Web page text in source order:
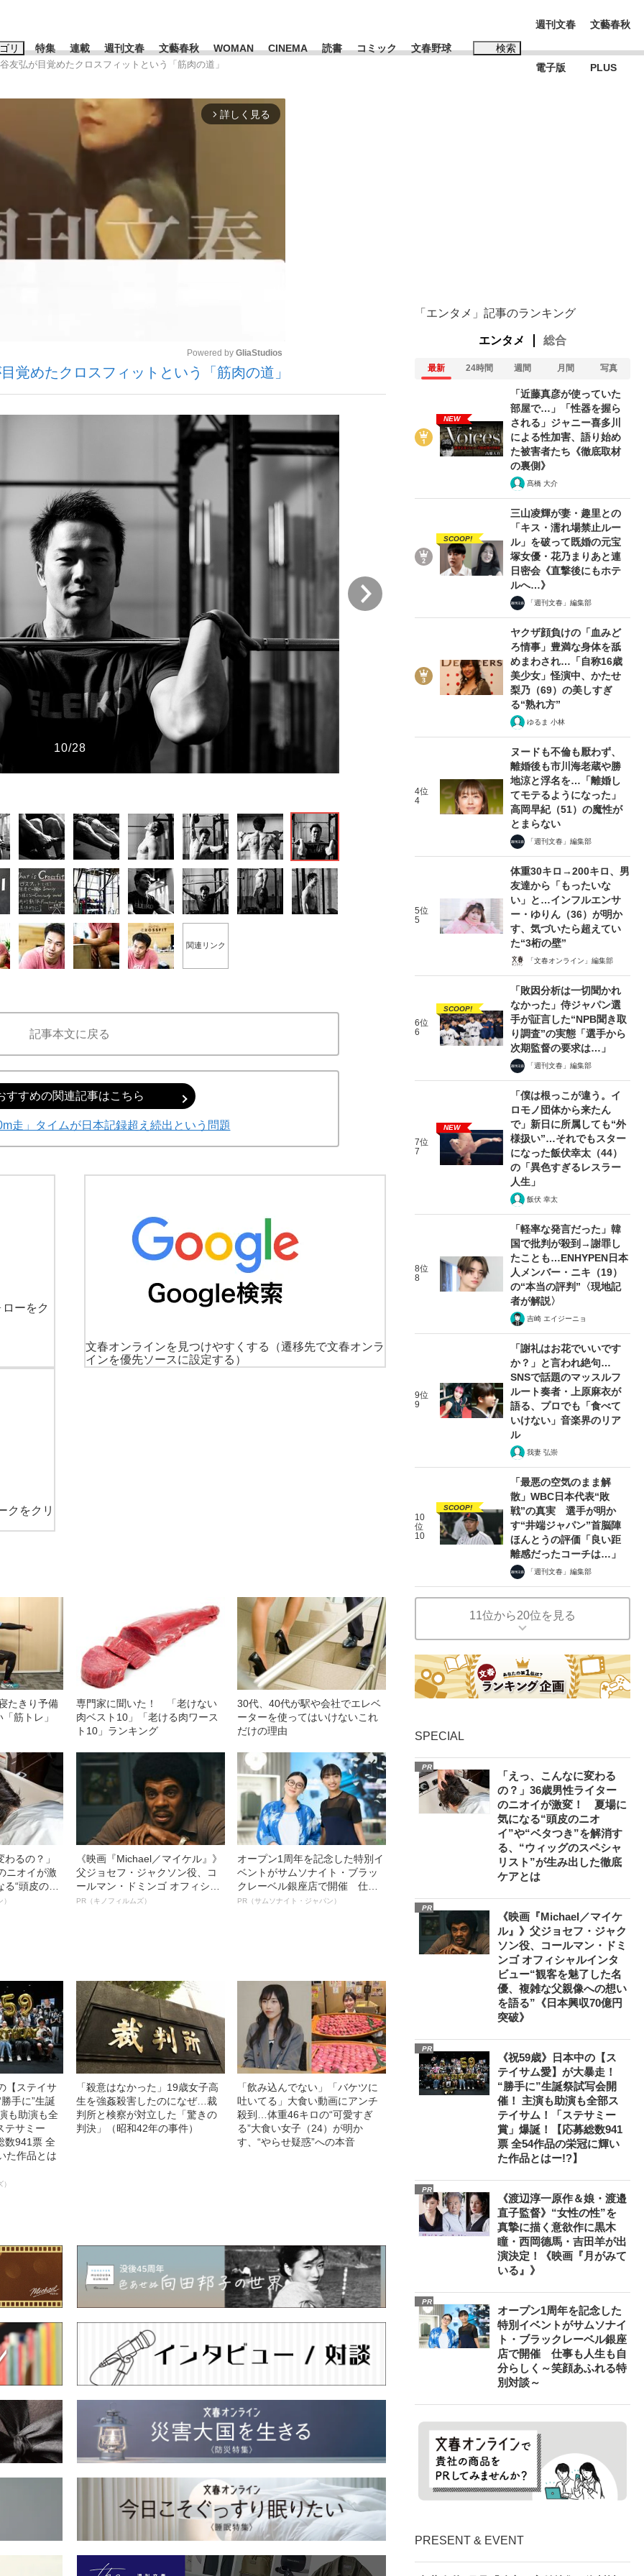
リ
「クマが悪者扱いされているのが悲しい」『北の国から』倉本聰氏（91...
カー日本代表・森保一監督...
もっと見る
特集
いまさら聞けない資産運用のすべて
連載 週刊文春 文藝春秋 WOMAN CINEMA 読書 コミック 文春野球 検索
ワードタグ一覧
#高市早苗 #後藤真希 #森岡毅
週刊文春
電子版
文藝春秋
PLUS
友弘が目覚めたクロスフィットという「筋肉の道」
arrow_forward_ios 詳しく見る
Mute
Powered by GliaStudios
覚めたクロスフィットという「筋肉の道」
10/28
関連リンク
記事本文に戻る
すすめの関連記事はこちら
走」タイムが日本記録超え続出という問題
ーをク
文春オンラインを見つけやすくする
（遷移先で文春オンラ
インを優先ソースに設定する）
クをクリ
たきり予備
筋トレ」
専門家に聞いた！ 「老けない
肉ベスト10」「老ける肉ワース
ト10」ランキング
30代、40代が駅や会社でエレベ
ーターを使ってはいけないこれ
だけの理由
るの？」
ニオイが激
“頭皮のニ
解消す
《映画『Michael／マイケル』》
父ジョセフ・ジャクソン役、コ
ールマン・ドミンゴ オフィシャ
ルインタビュー“観客を魅了した
PR（キノフィルムズ）
オープン1周年を記念した特別イ
ベントがサムソナイト・ブラッ
クレーベル銀座店で開催 仕事
も人生も自分らしく～笑顔あふ
PR（サムソナイト・ジャパン）
【ステイサ
手に”生誕
も助演も全
テサミー
数941票 全
た作品とは
「殺意はなかった」19歳女子高
生を強姦殺害したのになぜ…裁
判所と検察が対立した「驚きの
判決」（昭和42年の事件）
「飲み込んでない」「バケツに
吐いてる」大食い動画にアンチ
殺到…体重46キロの“可愛すぎ
る”大食い女子（24）が明か
す、“やらせ疑惑”への本音
「エンタメ」記事のランキング
エンタメ 総合
最新 24時間 週間 月間 写真
NEW
「近藤真彦が使っていた
部屋で…」「性器を握ら
される」ジャニー喜多川
による性加害、語り始め
た被害者たち《徹底取材
の裏側》
髙橋 大介
SCOOP!
三山凌輝が妻・趣里との
「キス・濡れ場禁止ルー
ル」を破って既婚の元宝
塚女優・花乃まりあと連
日密会《直撃後にもホテ
ルへ…》
「週刊文春」編集部
ヤクザ顔負けの「血みど
ろ情事」豊満な身体を舐
めまわされ…「自称16歳
美少女」怪演中、かたせ
梨乃（69）の美しすぎ
る“熟れ方”
ゆるま 小林
4位
4
ヌードも不倫も厭わず、
離婚後も市川海老蔵や勝
地涼と浮名を…「離婚し
てモテるようになった」
高岡早紀（51）の魔性が
とまらない
「週刊文春」編集部
5位
5
体重30キロ→200キロ、男
友達から「もったいな
い」と…インフルエンサ
ー・ゆりん（36）が明か
す、気づいたら超えてい
た“3桁の壁”
「文春オンライン」編集部
6位
6
SCOOP!
「敗因分析は一切聞かれ
なかった」侍ジャパン選
手が証言した“NPB聞き取
り調査”の実態「選手から
次期監督の要求は…」
「週刊文春」編集部
7位
7
NEW
「僕は根っこが違う。イ
ロモノ団体から来たん
で」新日に所属しても“外
様扱い”…それでもスター
になった飯伏幸太（44）
の「異色すぎるレスラー
人生」
飯伏 幸太
8位
8
「軽率な発言だった」韓
国で批判が殺到→謝罪し
たことも…ENHYPEN日本
人メンバー・ニキ（19）
の“本当の評判”〈現地記
者が解説〉
吉崎 エイジーニョ
9位
9
「謝礼はお花でいいです
か？」と言われ絶句…
SNSで話題のマッスルフ
ルート奏者・上原麻衣が
語る、プロでも「食べて
いけない」音楽界のリア
ル
我妻 弘崇
10
位
10
SCOOP!
「最悪の空気のまま解
散」WBC日本代表“敗
戦”の真実 選手が明か
す“井端ジャパン”首脳陣
ほんとうの評価「良い距
離感だったコーチは…」
「週刊文春」編集部
11位から20位を見る
SPECIAL
PR
「えっ、こんなに変わる
の？」36歳男性ライター
のニオイが激変！ 夏場に
気になる“頭皮のニオ
イ”や“ベタつき”を解消す
る、“ウィッグのスペシャ
リスト”が生み出した徹底
ケアとは
PR
《映画『Michael／マイケ
ル』》父ジョセフ・ジャク
ソン役、コールマン・ドミ
ンゴ オフィシャルインタ
ビュー“観客を魅了した名
優、複雑な父親像への想い
を語る”《日本興収70億円
突破》
PR
《祝59歳》日本中の【ス
テイサム愛】が大暴走！
“勝手に”生誕祭試写会開
催！ 主演も助演も全部ス
テイサム！「ステサミー
賞」爆誕！【応募総数941
票 全54作品の栄冠に輝い
た作品とはー!?】
PR
《渡辺淳一原作＆娘・渡邉
直子監督》“女性の性”を
真摯に描く意欲作に黒木
瞳・西岡德馬・吉田羊が出
演決定！《映画『月がみて
いる』》
PR
オープン1周年を記念した
特別イベントがサムソナイ
ト・ブラックレーベル銀座
店で開催 仕事も人生も自
分らしく～笑顔あふれる特
別対談～
PRESENT & EVENT